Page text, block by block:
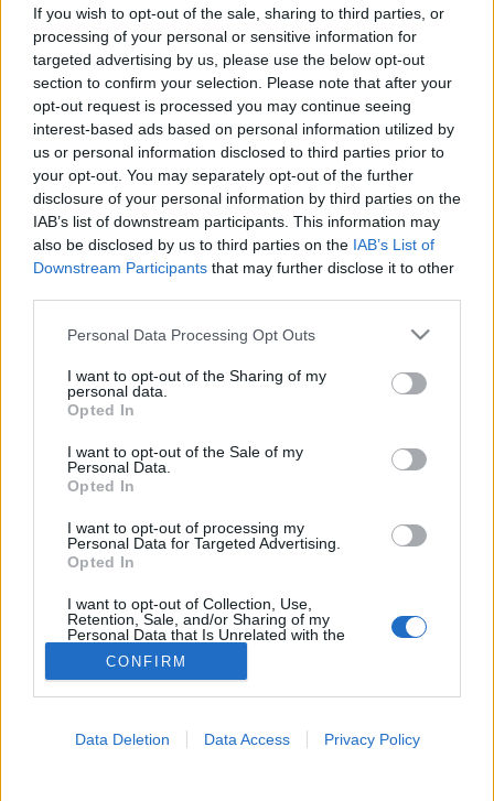
If you wish to opt-out of the sale, sharing to third parties, or
processing of your personal or sensitive information for
targeted advertising by us, please use the below opt-out
section to confirm your selection. Please note that after your
opt-out request is processed you may continue seeing
interest-based ads based on personal information utilized by
us or personal information disclosed to third parties prior to
your opt-out. You may separately opt-out of the further
disclosure of your personal information by third parties on the
IAB’s list of downstream participants. This information may
also be disclosed by us to third parties on the IAB’s List of
Downstream Participants that may further disclose it to other
Please note that this website/app uses one or more Google
not limited to your visit or usage behaviour. You may click to
grant or deny consent to Google and its third-party tags to
use your data for below specified purposes in below Google
consent section.
Personal Data Processing Opt Outs
I want to opt-out of the Sharing of my
personal data.
Opted In
I want to opt-out of the Sale of my
Personal Data.
Opted In
I want to opt-out of processing my
Personal Data for Targeted Advertising.
Opted In
I want to opt-out of Collection, Use,
Retention, Sale, and/or Sharing of my
Personal Data that Is Unrelated with the
Purposes for which it was collected.
Opted Out
CONFIRM
Data Deletion Data Access Privacy Policy
Vizsgálat
2011. április 06. 10:58
Módosítva: 2015. november 04. 13:49
Megosztás
Küldés Küldés Messengeren
Egészségkalauz
Egészségkalauz
Hogyan győződjünk meg róla, hogy biztonságos-e
megállapítható, hogy a gyerekágyban bekövetkezett
sérülések aránya riasztóan magas, de néhány
biztonsági intézkedés betartásával biztonságosabbá
tehetjük gyermekünk pihenését.
Sérüléskutató Központjának (CIRP) igazgatója és